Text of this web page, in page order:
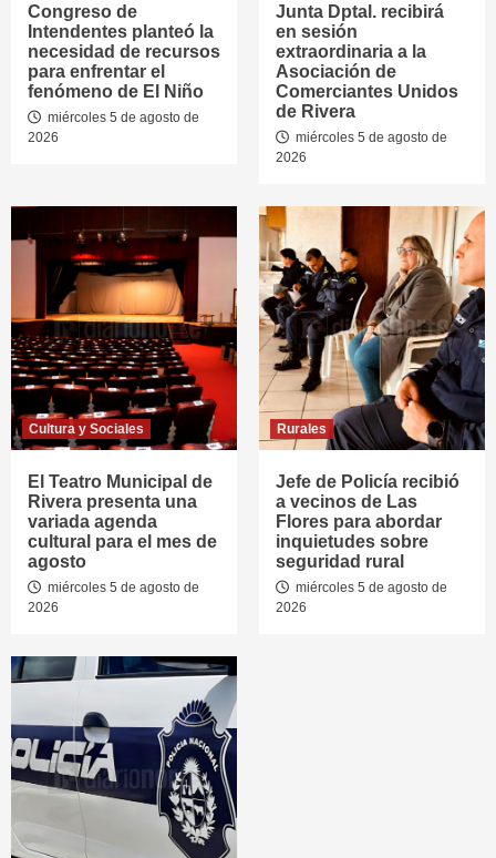
Congreso de
Intendentes planteó la
necesidad de recursos
para enfrentar el
fenómeno de El Niño
miércoles 5 de agosto de
2026
Junta Dptal. recibirá
en sesión
extraordinaria a la
Asociación de
Comerciantes Unidos
de Rivera
miércoles 5 de agosto de
2026
Cultura y Sociales
El Teatro Municipal de
Rivera presenta una
variada agenda
cultural para el mes de
agosto
miércoles 5 de agosto de
2026
Rurales
Jefe de Policía recibió
a vecinos de Las
Flores para abordar
inquietudes sobre
seguridad rural
miércoles 5 de agosto de
2026